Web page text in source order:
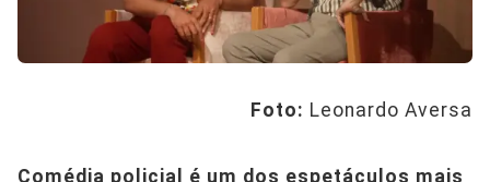
Foto: Leonardo Aversa
Comédia policial é um dos espetáculos mais